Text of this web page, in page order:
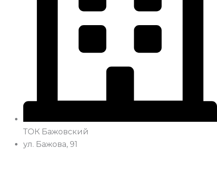
ТОК Бажовский
ул. Бажова, 91